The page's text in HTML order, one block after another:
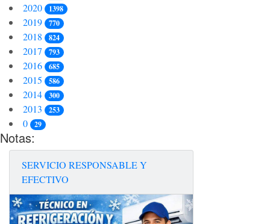
2020 1398
2019 770
2018 824
2017 793
2016 685
2015 586
2014 300
2013 253
0 29
Notas:
SERVICIO RESPONSABLE Y
EFECTIVO